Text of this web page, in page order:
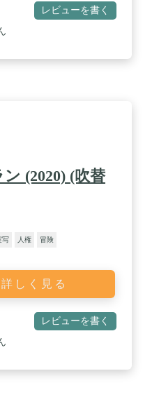
レビューを書く
(2020) (吹替
写 人権 冒険
しく見る
レビューを書く